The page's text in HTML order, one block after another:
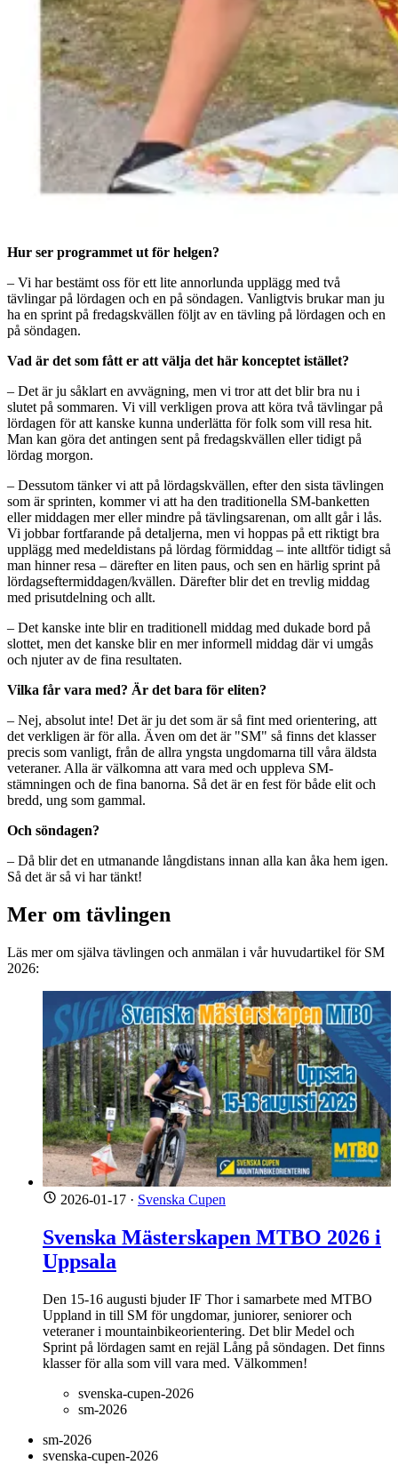
Hur ser programmet ut för helgen?
– Vi har bestämt oss för ett lite annorlunda upplägg med två
tävlingar på lördagen och en på söndagen. Vanligtvis brukar man ju
ha en sprint på fredagskvällen följt av en tävling på lördagen och en
på söndagen.
Vad är det som fått er att välja det här konceptet istället?
– Det är ju såklart en avvägning, men vi tror att det blir bra nu i
slutet på sommaren. Vi vill verkligen prova att köra två tävlingar på
lördagen för att kanske kunna underlätta för folk som vill resa hit.
Man kan göra det antingen sent på fredagskvällen eller tidigt på
lördag morgon.
– Dessutom tänker vi att på lördagskvällen, efter den sista tävlingen
som är sprinten, kommer vi att ha den traditionella SM-banketten
eller middagen mer eller mindre på tävlingsarenan, om allt går i lås.
Vi jobbar fortfarande på detaljerna, men vi hoppas på ett riktigt bra
upplägg med medeldistans på lördag förmiddag – inte alltför tidigt så
man hinner resa – därefter en liten paus, och sen en härlig sprint på
lördagseftermiddagen/kvällen. Därefter blir det en trevlig middag
med prisutdelning och allt.
– Det kanske inte blir en traditionell middag med dukade bord på
slottet, men det kanske blir en mer informell middag där vi umgås
och njuter av de fina resultaten.
Vilka får vara med? Är det bara för eliten?
– Nej, absolut inte! Det är ju det som är så fint med orientering, att
det verkligen är för alla. Även om det är "SM" så finns det klasser
precis som vanligt, från de allra yngsta ungdomarna till våra äldsta
veteraner. Alla är välkomna att vara med och uppleva SM-
stämningen och de fina banorna. Så det är en fest för både elit och
bredd, ung som gammal.
Och söndagen?
– Då blir det en utmanande långdistans innan alla kan åka hem igen.
Så det är så vi har tänkt!
Mer om tävlingen
Läs mer om själva tävlingen och anmälan i vår huvudartikel för SM
2026:
2026-01-17 · Svenska Cupen
Svenska Mästerskapen MTBO 2026 i
Uppsala
Den 15-16 augusti bjuder IF Thor i samarbete med MTBO
Uppland in till SM för ungdomar, juniorer, seniorer och
veteraner i mountainbikeorientering. Det blir Medel och
Sprint på lördagen samt en rejäl Lång på söndagen. Det finns
klasser för alla som vill vara med. Välkommen!
svenska-cupen-2026
sm-2026
sm-2026
svenska-cupen-2026